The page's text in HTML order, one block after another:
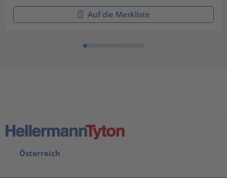
Auf die Merkliste
Österreich